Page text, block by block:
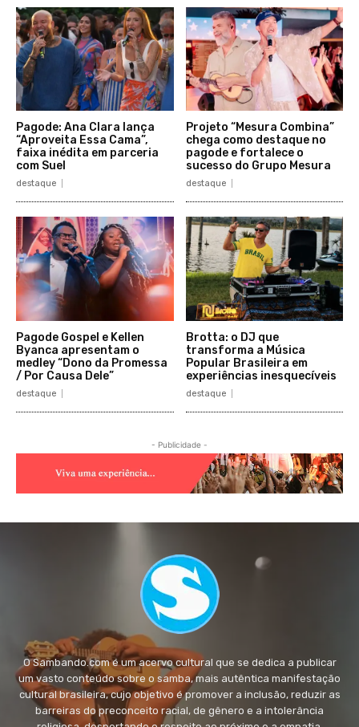
Pagode: Ana Clara lança
“Aproveita Essa Cama”,
faixa inédita em parceria
com Suel
destaque
Projeto “Mesura Combina”
chega como destaque no
pagode e fortalece o
sucesso do Grupo Mesura
destaque
Pagode Gospel e Kellen
Byanca apresentam o
medley “Dono da Promessa
/ Por Causa Dele”
destaque
Brotta: o DJ que
transforma a Música
Popular Brasileira em
experiências inesquecíveis
destaque
- Publicidade -
O Sambando.com é um acervo cultural que se dedica a publicar
um vasto conteúdo sobre o samba, mais autêntica manifestação
cultural brasileira, cujo objetivo é promover a inclusão, reduzir as
barreiras do preconceito racial, de gênero e a intolerância